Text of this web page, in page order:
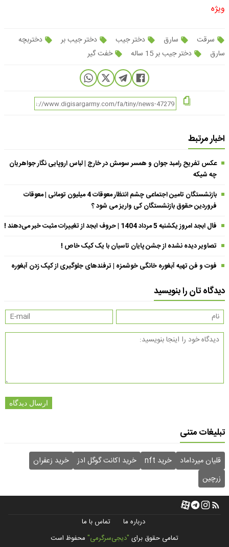
ویژه
سرقت سارق دختر جیب دختر جیب بر
دختربچه
سارق
دختر جیب بر 15 ساله خفت گیر
اخبار مرتبط
عکس تفریح رامبد جوان و همسر سومش در خارج | لباس اروپایی نگار جواهریان
چه شیکه
بازنشستگان تامین اجتماعی چشم انتظار معوقات 4 میلیون تومانی | معوقات
فروردین حقوق بازنشستگان کی واریز می شود ؟
فال ابجد امروز یکشنبه 5 مرداد 1404 | حروف ابجد از تغییرات مثبت خبر می‌دهند !
تصاویر دیده نشده از جشن پایان تاسیان با یک کیک خاص !
فوت و فن تهیه آبغوره خانگی خوشمزه | ترفندهای جلوگیری از کپک زدن آبغوره
دیدگاه تان را بنویسید
ارسال دیدگاه
تبلیغات متنی
قلیان میرداماد خرید nft خرید اکانت گوگل ادز
خرید زعفران
زرچین
درباره ما
تماس با ما
تمامی حقوق برای "دیجی‌سرگرمی" محفوظ است